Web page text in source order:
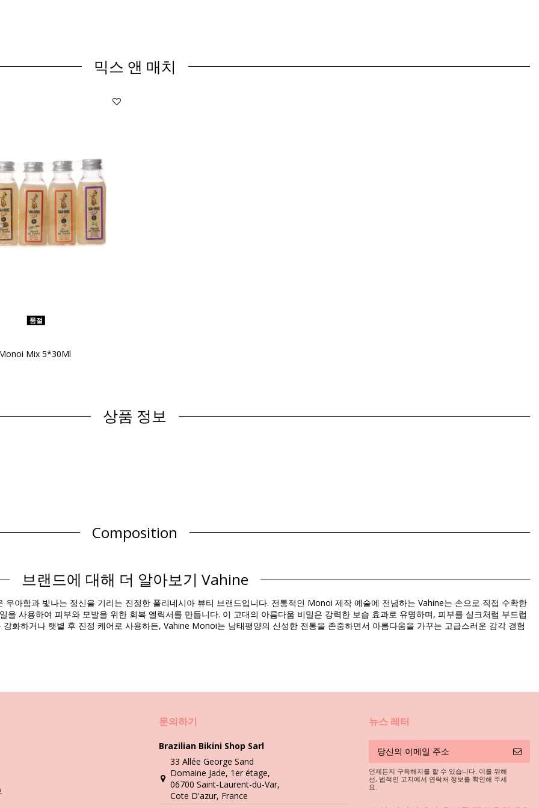
믹스 앤 매치
품절
Mix 5*30Ml
상품 정보
Composition
제품 정보
액세서리)
세탁 및 관리 안내
브랜드에 대해 더 알아보기 Vahine
아함과 빛나는 정신을 기리는 진정한 폴리네시아 뷰티 브랜드입니다. 전통적인 Monoi 제작 예술에 전념하는 Vahine는 손으로 직접 수확한
을 사용하여 피부와 모발을 위한 회복 엘릭서를 만듭니다. 이 고대의 아름다움 비밀은 강력한 보습 효과로 유명하며, 피부를 실크처럼 부드럽
화하거나 햇볕 후 진정 케어로 사용하든, Vahine Monoi는 남태평양의 신성한 전통을 존중하면서 아름다움을 가꾸는 고급스러운 감각 경험
문의하기
Brazilian Bikini Shop Sarl
33 Allée George Sand
Domaine Jade, 1er étage,
06700 Saint-Laurent-du-Var,
Cote D'azur, France
뉴스 레터
언제든지 구독해지를 할 수 있습니다. 이를 위해
선, 법적인 고지에서 연락처 정보를 확인해 주세
요.